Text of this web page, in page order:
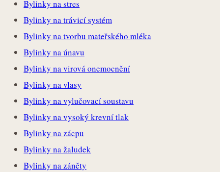
Bylinky na stres
Bylinky na trávicí systém
Bylinky na tvorbu mateřského mléka
Bylinky na únavu
Bylinky na virová onemocnění
Bylinky na vlasy
Bylinky na vylučovací soustavu
Bylinky na vysoký krevní tlak
Bylinky na zácpu
Bylinky na žaludek
Bylinky na záněty